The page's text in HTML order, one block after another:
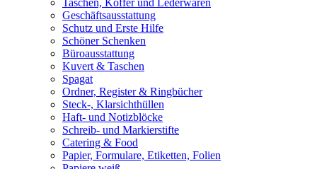
Taschen, Koffer und Lederwaren
Geschäftsausstattung
Schutz und Erste Hilfe
Schöner Schenken
Büroausstattung
Kuvert & Taschen
Spagat
Ordner, Register & Ringbücher
Steck-, Klarsichthüllen
Haft- und Notizblöcke
Schreib- und Markierstifte
Catering & Food
Papier, Formulare, Etiketten, Folien